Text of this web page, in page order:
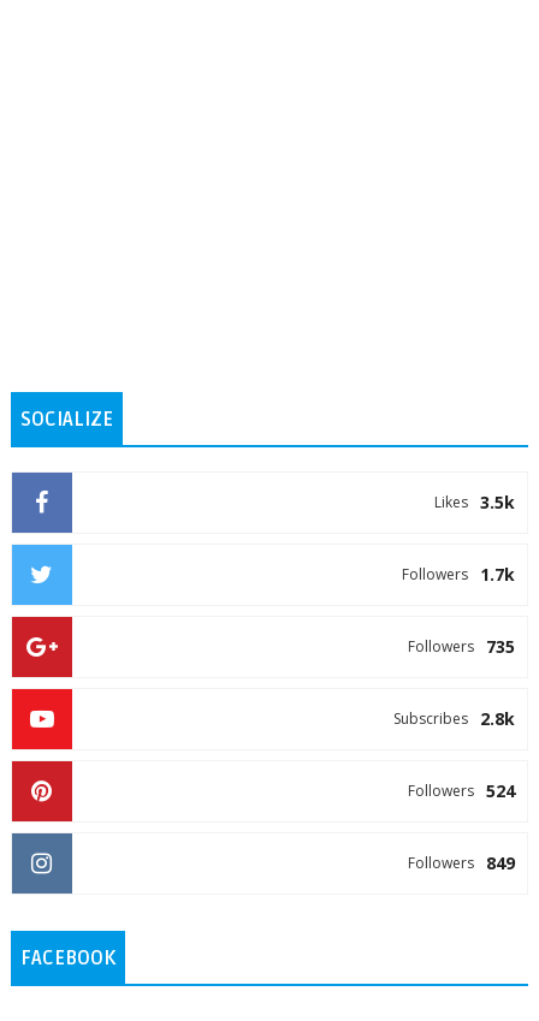
SOCIALIZE
3.5k
Likes
1.7k
Followers
735
Followers
2.8k
Subscribes
524
Followers
849
Followers
FACEBOOK